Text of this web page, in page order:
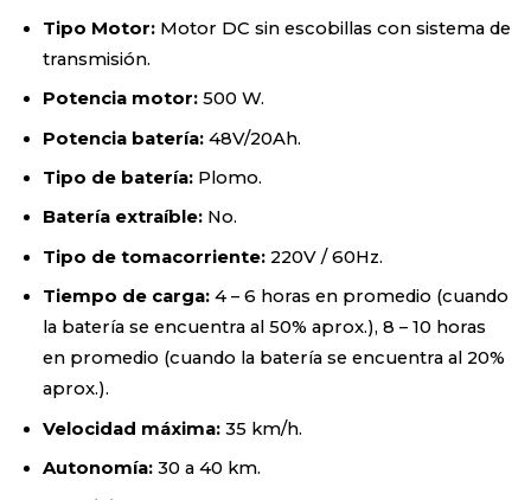
Tipo Motor: Motor DC sin escobillas con sistema de
transmisión.
Potencia motor: 500 W.
Potencia batería: 48V/20Ah.
Tipo de batería: Plomo.
Batería extraíble: No.
Tipo de tomacorriente: 220V / 60Hz.
Tiempo de carga: 4 – 6 horas en promedio (cuando
la batería se encuentra al 50% aprox.), 8 – 10 horas
en promedio (cuando la batería se encuentra al 20%
aprox.).
Velocidad máxima: 35 km/h.
Autonomía: 30 a 40 km.